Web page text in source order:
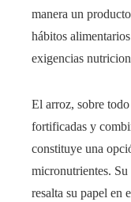
manera un
hábitos
exigencias
El arroz, sobre
fortificadas y
constituye una
micronutrientes.
resalta su papel en